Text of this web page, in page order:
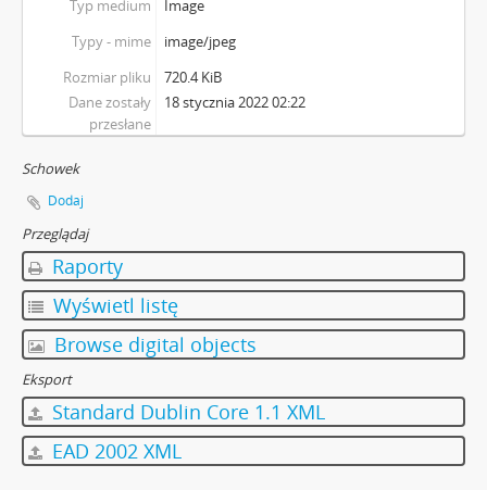
Typ medium
Image
Typy - mime
image/jpeg
Rozmiar pliku
720.4 KiB
Dane zostały
przesłane
18 stycznia 2022 02:22
Schowek
Dodaj
Przeglądaj
Raporty
Wyświetl listę
Browse digital objects
Eksport
Standard Dublin Core 1.1 XML
EAD 2002 XML